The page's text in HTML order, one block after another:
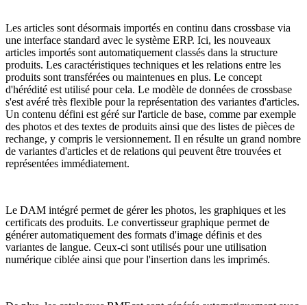
Les articles sont désormais importés en continu dans crossbase via
une interface standard avec le système ERP. Ici, les nouveaux
articles importés sont automatiquement classés dans la structure
produits. Les caractéristiques techniques et les relations entre les
produits sont transférées ou maintenues en plus. Le concept
d'hérédité est utilisé pour cela. Le modèle de données de crossbase
s'est avéré très flexible pour la représentation des variantes d'articles.
Un contenu défini est géré sur l'article de base, comme par exemple
des photos et des textes de produits ainsi que des listes de pièces de
rechange, y compris le versionnement. Il en résulte un grand nombre
de variantes d'articles et de relations qui peuvent être trouvées et
représentées immédiatement.
Le DAM intégré permet de gérer les photos, les graphiques et les
certificats des produits. Le convertisseur graphique permet de
générer automatiquement des formats d'image définis et des
variantes de langue. Ceux-ci sont utilisés pour une utilisation
numérique ciblée ainsi que pour l'insertion dans les imprimés.